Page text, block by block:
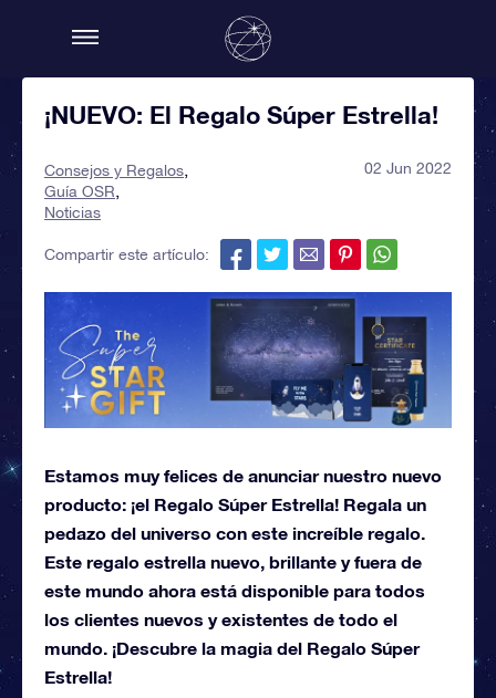
¡NUEVO: El Regalo Súper Estrella!
Consejos y Regalos
Guía OSR
Noticias
02 Jun 2022
Compartir este artículo:
Estamos muy felices de anunciar nuestro nuevo
producto: ¡el Regalo Súper Estrella! Regala un
pedazo del universo con este increíble regalo.
Este regalo estrella nuevo, brillante y fuera de
este mundo ahora está disponible para todos
los clientes nuevos y existentes de todo el
mundo. ¡Descubre la magia del Regalo Súper
Estrella!